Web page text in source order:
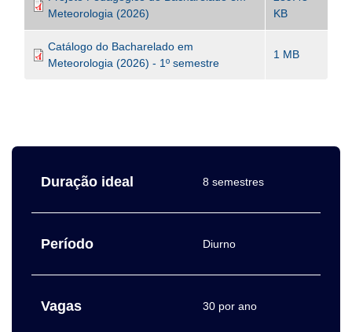
Meteorologia (2026)
KB
Catálogo do Bacharelado em
Meteorologia (2026) - 1º semestre
1 MB
Duração ideal 8 semestres
Período Diurno
Vagas 30 por ano